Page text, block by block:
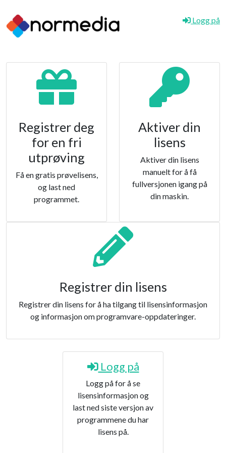
Logg på
Registrer deg
for en fri
utprøving
Få en gratis prøvelisens,
og last ned
programmet.
Aktiver din
lisens
Aktiver din lisens
manuelt for å få
fullversjonen igang på
din maskin.
Registrer din lisens
Registrer din lisens for å ha tilgang til lisensinformasjon
og informasjon om programvare-oppdateringer.
Logg på
Logg på for å se
lisensinformasjon og
last ned siste versjon av
programmene du har
lisens på.